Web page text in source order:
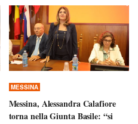
MESSINA
Messina, Alessandra Calafiore
torna nella Giunta Basile: “si